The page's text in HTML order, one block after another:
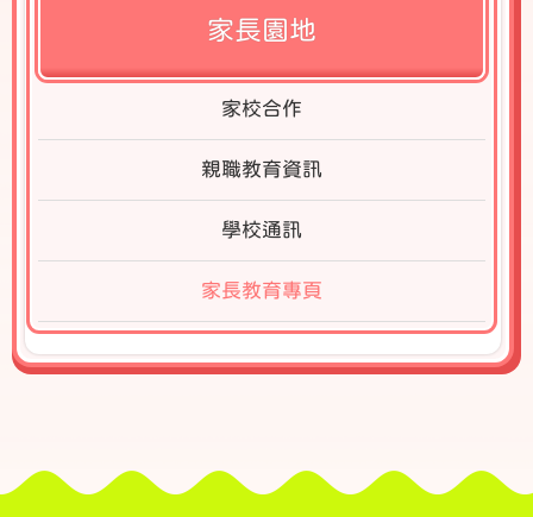
家長園地
家校合作
親職教育資訊
學校通訊
家長教育專頁